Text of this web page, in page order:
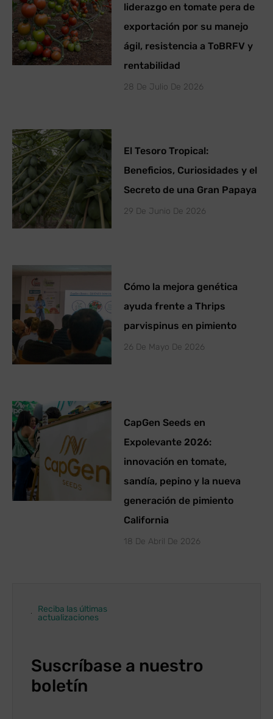
liderazgo en tomate pera de
exportación por su manejo
ágil, resistencia a ToBRFV y
rentabilidad
28 De Julio De 2026
El Tesoro Tropical:
Beneficios, Curiosidades y el
Secreto de una Gran Papaya
29 De Junio De 2026
Cómo la mejora genética
ayuda frente a Thrips
parvispinus en pimiento
26 De Mayo De 2026
CapGen Seeds en
Expolevante 2026:
innovación en tomate,
sandía, pepino y la nueva
generación de pimiento
California
18 De Abril De 2026
Reciba las últimas
actualizaciones
Suscríbase a nuestro
boletín